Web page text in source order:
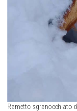
Rametto sgranocchiato